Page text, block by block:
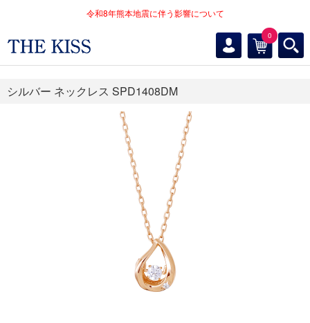
令和8年熊本地震に伴う影響について
0
シルバー ネックレス SPD1408DM